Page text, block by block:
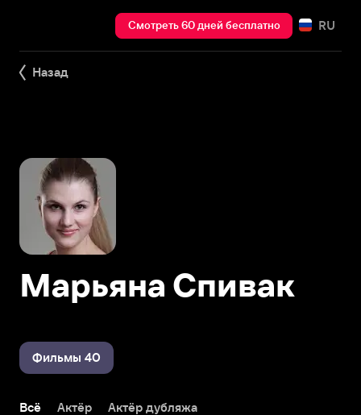
Смотреть 60 дней бесплатно RU
Назад
Марьяна Спивак
Фильмы 40
Всё Актёр Актёр дубляжа